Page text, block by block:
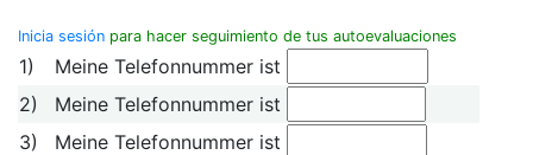
Inicia sesión para hacer seguimiento de tus autoevaluaciones
1)
Meine Telefonnummer ist
2)
Meine Telefonnummer ist
3)
Meine Telefonnummer ist